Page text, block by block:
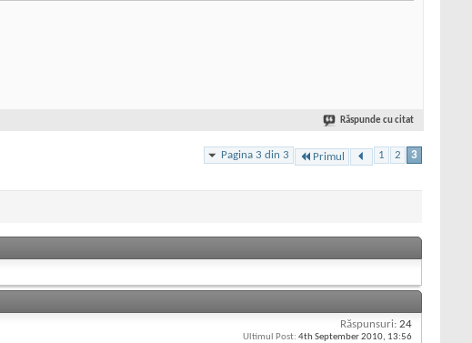
Răspunde cu citat
Pagina 3 din 3 Primul 1 2 3
Răspunsuri: 24
Ultimul Post: 4th September 2010, 13:56